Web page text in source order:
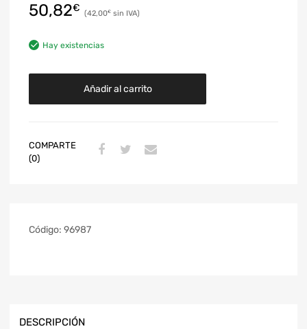
50,82€ 42,00€
Hay existencias
Añadir al carrito
COMPARTE
(0)
Código: 96987
DESCRIPCIÓN